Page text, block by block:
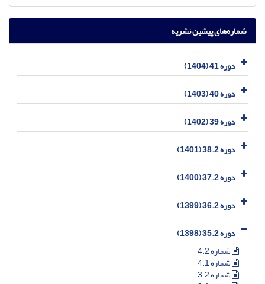
شماره‌های پیشین نشریه
دوره 41 (1404)
دوره 40 (1403)
دوره 39 (1402)
دوره 38.2 (1401)
دوره 37.2 (1400)
دوره 36.2 (1399)
دوره 35.2 (1398)
شماره 4.2
شماره 4.1
شماره 3.2